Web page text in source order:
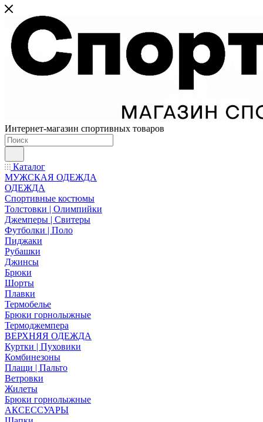
Интернет-магазин спортивных товаров
Каталог
МУЖСКАЯ ОДЕЖДА
ОДЕЖДА
Спортивные костюмы
Толстовки | Олимпийки
Джемперы | Свитеры
Футболки | Поло
Пиджаки
Рубашки
Джинсы
Брюки
Шорты
Плавки
Термобелье
Брюки горнолыжные
Термоджемпера
ВЕРХНЯЯ ОДЕЖДА
Куртки | Пуховики
Комбинезоны
Плащи | Пальто
Ветровки
Жилеты
Брюки горнолыжные
АКСЕССУАРЫ